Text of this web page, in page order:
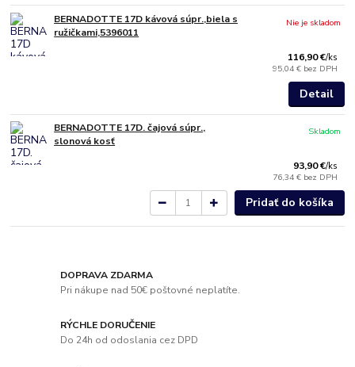
BERNADOTTE 17D kávová súpr.,biela s
ružičkami,5396011
116,90 €/ks
95,04 € bez DPH
Nie je skladom
Detail
BERNADOTTE 17D. čajová súpr.,
slonová kosť
93,90 €/ks
76,34 € bez DPH
Skladom
Pridať do košíka
DOPRAVA ZDARMA
Pri nákupe nad 50€ poštovné neplatíte.
RÝCHLE DORUČENIE
Do 24h od odoslania cez DPD